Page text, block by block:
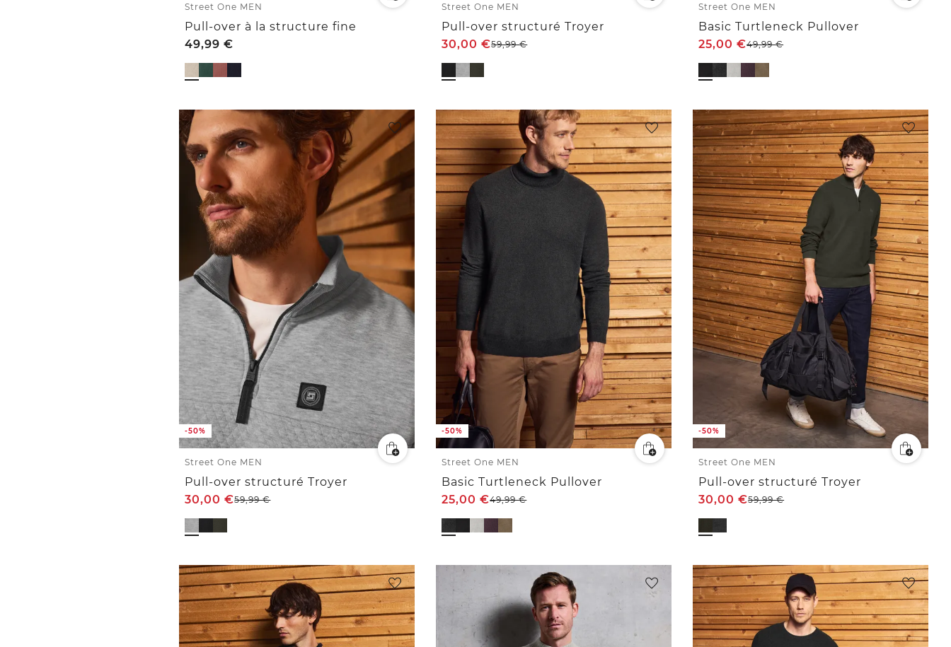
Street One MEN
Pull-over à la structure fine
49,99€
Street One MEN
Pull-over structuré Troyer
30,00€59,99€
Street One MEN
Basic Turtleneck Pullover
25,00€49,99€
-50%
Street One MEN
Pull-over structuré Troyer
30,00€59,99€
-50%
Street One MEN
Basic Turtleneck Pullover
25,00€49,99€
-50%
Street One MEN
Pull-over structuré Troyer
30,00€59,99€